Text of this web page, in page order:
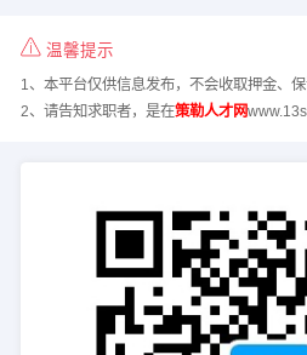
温馨提示
1、本平台仅供信息发布，不会收取押金、保
2、请告知求职者，是在策勒人才网